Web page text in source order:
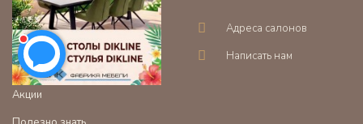
Акции
Адреса салонов
Написать нам